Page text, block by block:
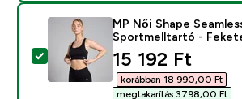
Termék kiválasztása - MP Női
MP Női Shape
Sportmelltartó -
discounted
15 192 Ft‎
korábban 18 990,00 Ft‎
megtakarítás 3798,00 Ft‎